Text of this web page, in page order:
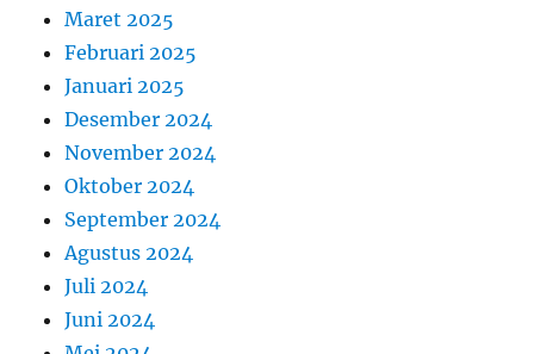
Maret 2025
Februari 2025
Januari 2025
Desember 2024
November 2024
Oktober 2024
September 2024
Agustus 2024
Juli 2024
Juni 2024